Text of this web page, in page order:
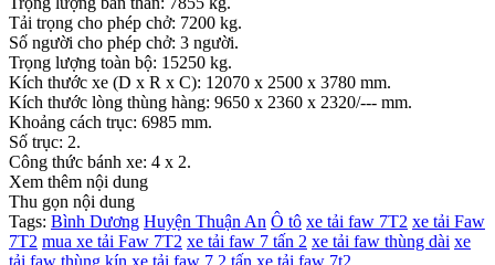
Tải trọng cho phép chở: 7200 kg.
Số người cho phép chở: 3 người.
Trọng lượng toàn bộ: 15250 kg.
Kích thước xe (D x R x C): 12070 x 2500 x 3780 mm.
Kích thước lòng thùng hàng: 9650 x 2360 x 2320/--- mm.
Khoảng cách trục: 6985 mm.
Số trục: 2.
Công thức bánh xe: 4 x 2.
Xem thêm nội dung
Thu gọn nội dung
Tags: Bình Dương Huyện Thuận An Ô tô xe tải faw 7T2 xe tải Faw
7T2 mua xe tải Faw 7T2 xe tải faw 7 tấn 2 xe tải faw thùng dài xe
tải faw thùng kín xe tải faw 7.2 tấn xe tải faw 7t2